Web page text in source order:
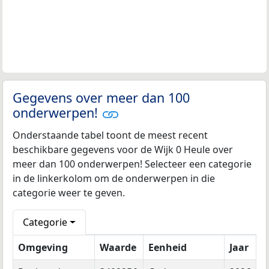
Gegevens over meer dan 100
onderwerpen!
Onderstaande tabel toont de meest recent
beschikbare gegevens voor de Wijk 0 Heule over
meer dan 100 onderwerpen! Selecteer een categorie
in de linkerkolom om de onderwerpen in die
categorie weer te geven.
Categorie
Omgeving
Waarde Eenheid
Jaar